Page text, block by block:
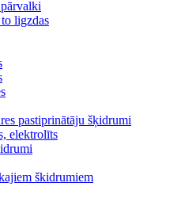
ligzdas
pastiprinātāju šķidrumi
elektrolīts
škidrumiem